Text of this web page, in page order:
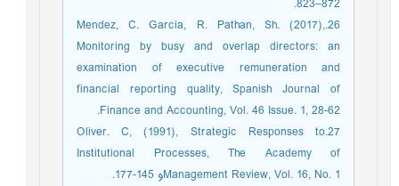
823–872.
26.Mendez, C. Garcia, R. Pathan, Sh. (2017),
Monitoring by busy and overlap directors: an
examination of executive remuneration and
financial reporting quality, Spanish Journal of
Finance and Accounting, Vol. 46 Issue. 1, 28-62.
27.Oliver. C, (1991), Strategic Responses to
Institutional Processes, The Academy of
Management Review, Vol. 16, No. 1و 145-177.